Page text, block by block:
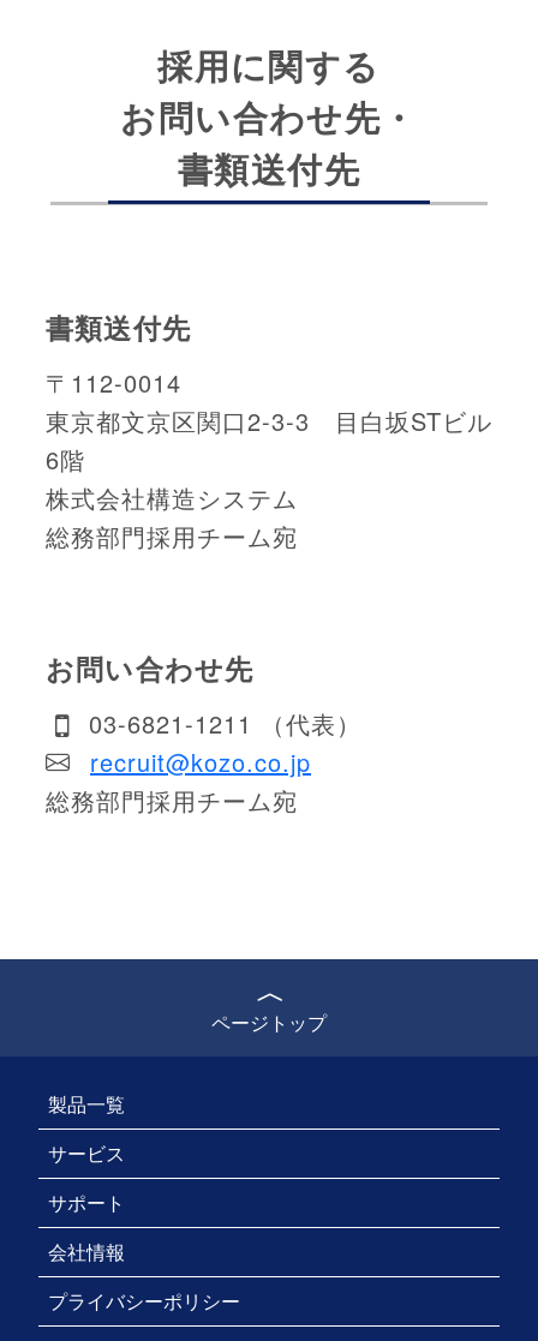
採用に関する
お問い合わせ先・
書類送付先
書類送付先
〒112-0014
東京都文京区関口2-3-3 目白坂STビル
6階
株式会社構造システム
総務部門採用チーム宛
お問い合わせ先
03-6821-1211 （代表）
recruit@kozo.co.jp
総務部門採用チーム宛
ページトップ
製品一覧
サービス
サポート
会社情報
プライバシーポリシー